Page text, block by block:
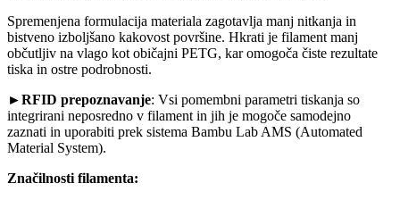
Spremenjena formulacija materiala zagotavlja manj nitkanja in
bistveno izboljšano kakovost površine. Hkrati je filament manj
občutljiv na vlago kot običajni PETG, kar omogoča čiste rezultate
tiska in ostre podrobnosti.
►RFID prepoznavanje: Vsi pomembni parametri tiskanja so
integrirani neposredno v filament in jih je mogoče samodejno
zaznati in uporabiti prek sistema Bambu Lab AMS (Automated
Material System).
Značilnosti filamenta: